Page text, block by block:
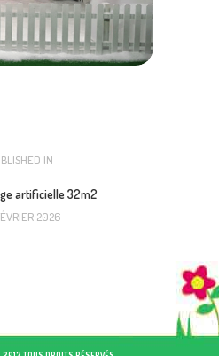
IN
artificielle 32m2
2026